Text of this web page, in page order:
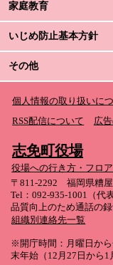
家庭教育
いじめ防止基本方針
その他
個人情報の取り扱いに
RSS配信について
広
志免町役場
役場への行き方・フロ
〒811-2292 福岡県糟
Tel：092-935-1001（代
品質向上のため通話の
組織別連絡先一覧
※開庁時間：月曜日か
末年始（12月27日から1